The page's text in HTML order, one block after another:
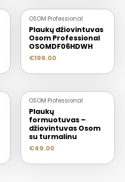
OSOM Professional
Plaukų džiovintuvas
Osom Professional
OSOMDF06HDWH
€199.00
OSOM Professional
Plaukų
formuotuvas –
džiovintuvas Osom
su turmalinu
€49.00